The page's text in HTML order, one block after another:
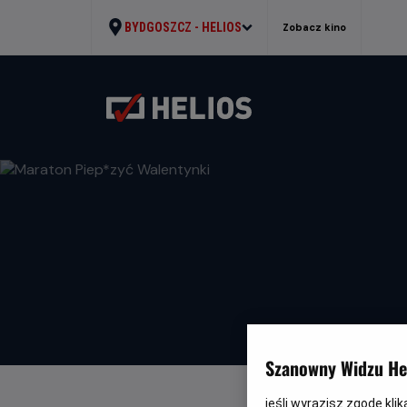
BYDGOSZCZ - HELIOS Zobacz kino
Szanowny Widzu
jeśli wyrazisz zgodę